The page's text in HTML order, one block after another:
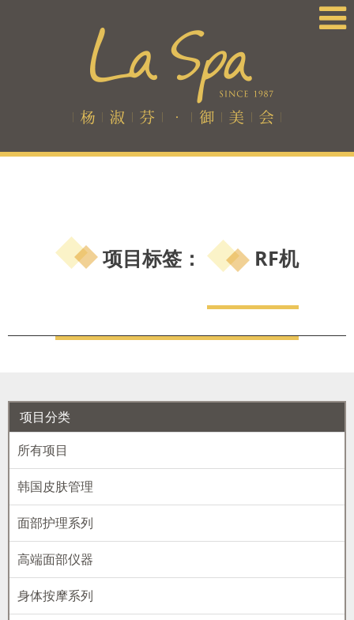
项目标签： RF机
项目分类
所有项目
韩国皮肤管理
面部护理系列
高端面部仪器
身体按摩系列